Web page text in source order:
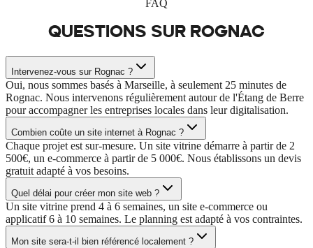
FAQ
QUESTIONS SUR ROGNAC
Intervenez-vous sur Rognac ?
Oui, nous sommes basés à Marseille, à seulement 25 minutes de
Rognac. Nous intervenons régulièrement autour de l'Étang de Berre
pour accompagner les entreprises locales dans leur digitalisation.
Combien coûte un site internet à Rognac ?
Chaque projet est sur-mesure. Un site vitrine démarre à partir de 2
500€, un e-commerce à partir de 5 000€. Nous établissons un devis
gratuit adapté à vos besoins.
Quel délai pour créer mon site web ?
Un site vitrine prend 4 à 6 semaines, un site e-commerce ou
applicatif 6 à 10 semaines. Le planning est adapté à vos contraintes.
Mon site sera-t-il bien référencé localement ?